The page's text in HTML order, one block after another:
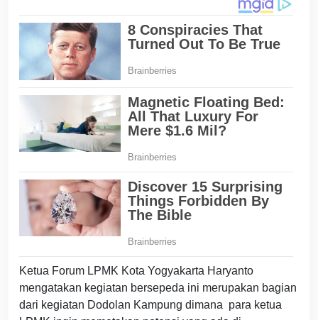
Ketua Forum LPMK Kota Yogyakarta Haryanto
mengatakan kegiatan bersepeda ini merupakan bagian
dari kegiatan Dodolan Kampung dimana para ketua